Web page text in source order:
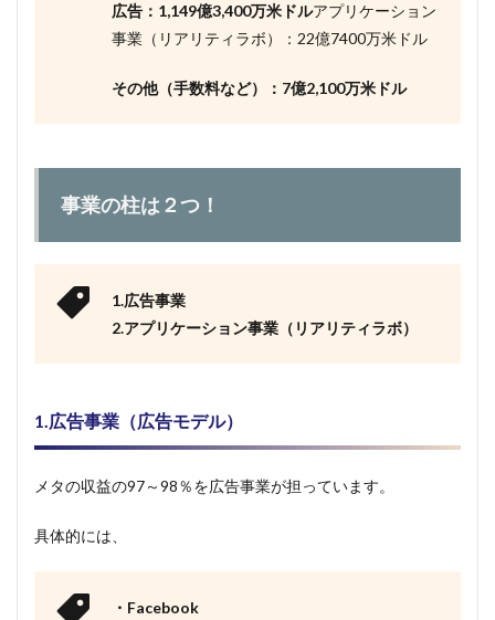
広告：1,149億3,400万米ドルアプリケーション
事業（リアリティラボ）：22億7400万米ドル
その他（手数料など）：7億2,100万米ドル
事業の柱は２つ！
1.広告事業
2.アプリケーション事業（リアリティラボ）
1.広告事業（広告モデル）
メタの収益の97～98％を広告事業が担っています。
具体的には、
・Facebook